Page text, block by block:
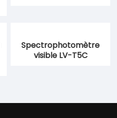
Spectrophotomètre
visible LV-T5C